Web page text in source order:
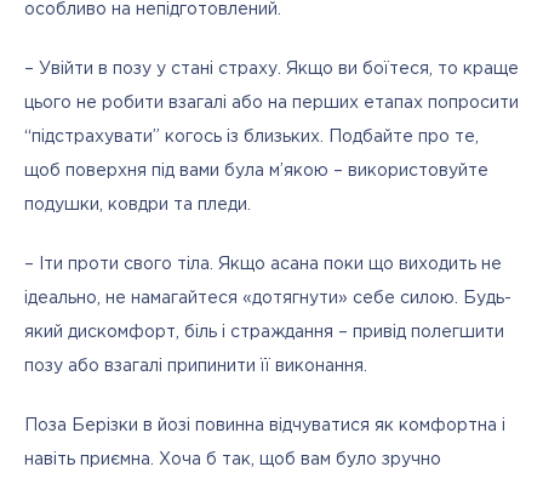
особливо на непідготовлений.
– Увійти в позу у стані страху. Якщо ви боїтеся, то краще
цього не робити взагалі або на перших етапах попросити
“підстрахувати” когось із близьких. Подбайте про те,
щоб поверхня під вами була м’якою – використовуйте
подушки, ковдри та пледи.
– Іти проти свого тіла. Якщо асана поки що виходить не
ідеально, не намагайтеся «дотягнути» себе силою. Будь-
який дискомфорт, біль і страждання – привід полегшити
позу або взагалі припинити її виконання.
Поза Берізки в йозі повинна відчуватися як комфортна і
навіть приємна. Хоча б так, щоб вам було зручно